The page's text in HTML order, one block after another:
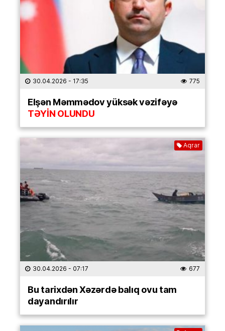
30.04.2026 - 17:35 775
Elşən Məmmədov yüksək vəzifəyə
TƏYİN OLUNDU
Aqrar
30.04.2026 - 07:17 677
Bu tarixdən Xəzərdə balıq ovu tam
dayandırılır